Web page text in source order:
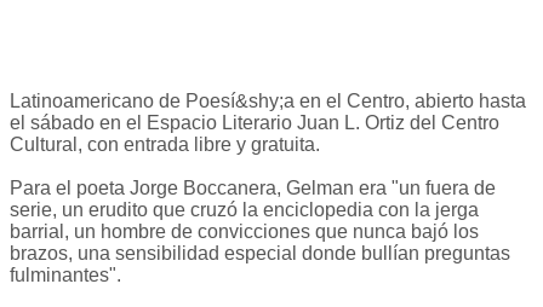
Latinoamericano de Poesí&shy;a en el Centro, abierto hasta
el sábado en el Espacio Literario Juan L. Ortiz del Centro
Cultural, con entrada libre y gratuita.
Para el poeta Jorge Boccanera, Gelman era "un fuera de
serie, un erudito que cruzó la enciclopedia con la jerga
barrial, un hombre de convicciones que nunca bajó los
brazos, una sensibilidad especial donde bullían preguntas
fulminantes".